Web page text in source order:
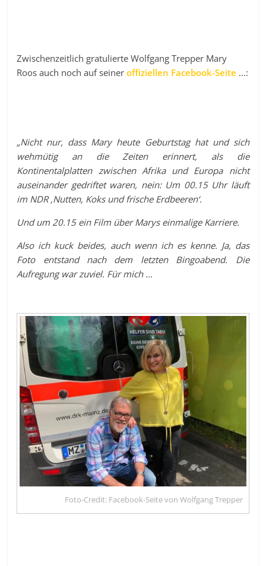
Zwischenzeitlich gratulierte Wolfgang Trepper Mary
Roos auch noch auf seineroffiziellen Facebook-Seite …:
„Nicht nur, dass Mary heute Geburtstag hat und sich
wehmütig an die Zeiten erinnert, als die
Kontinentalplatten zwischen Afrika und Europa nicht
auseinander gedriftet waren, nein: Um 00.15 Uhr läuft
im NDR ‚Nutten, Koks und frische Erdbeeren‘.
Und um 20.15 ein Film über Marys einmalige Karriere.
Also ich kuck beides, auch wenn ich es kenne. Ja, das
Foto entstand nach dem letzten Bingoabend. Die
Aufregung war zuviel. Für mich …
Foto-Credit: Facebook-Seite von Wolfgang Trepper